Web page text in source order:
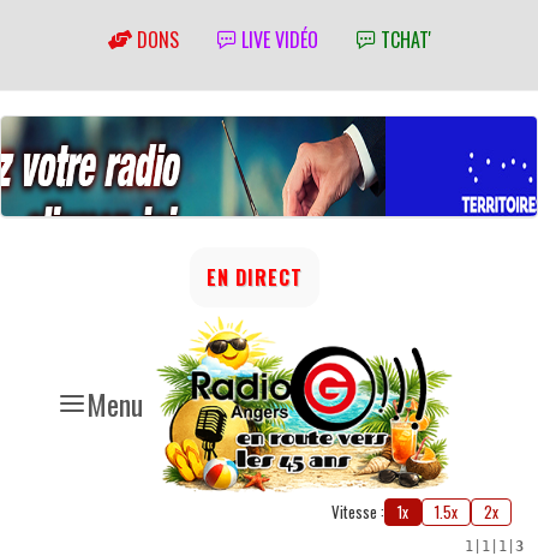
DONS LIVE VIDÉO TCHAT'
Menu
EN DIRECT
Vitesse : 1x 1.5x 2x
1 1 1 3